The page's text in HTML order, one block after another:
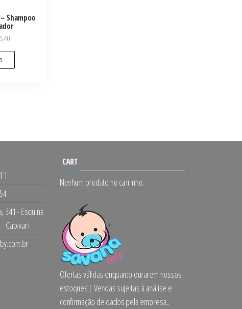
Shampoo
341 - Esquina
Capivari
CART
Nenhum produto no carrinho.
Ofertas válidas enquanto durarem nossos
estoques | Vendas sujeitas à análise e
confirmação de dados pela empresa..